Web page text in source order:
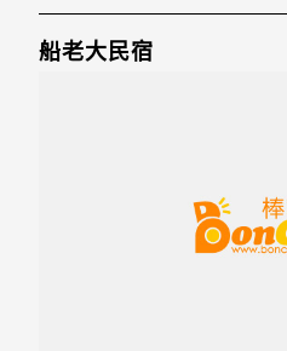
船老大民宿